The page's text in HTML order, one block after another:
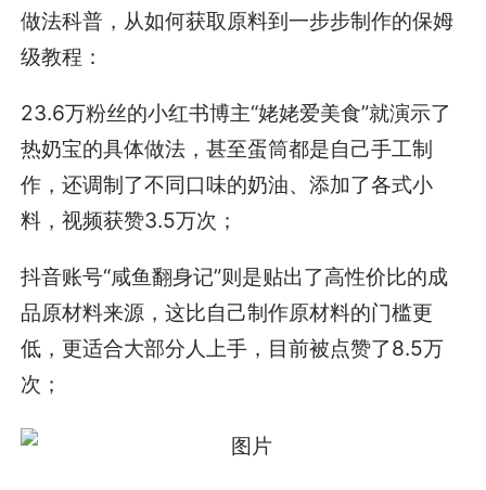
做法科普，从如何获取原料到一步步制作的保姆
级教程：
23.6万粉丝的小红书博主“姥姥爱美食”就演示了
热奶宝的具体做法，甚至蛋筒都是自己手工制
作，还调制了不同口味的奶油、添加了各式小
料，视频获赞3.5万次；
抖音账号“咸鱼翻身记”则是贴出了高性价比的成
品原材料来源，这比自己制作原材料的门槛更
低，更适合大部分人上手，目前被点赞了8.5万
次；